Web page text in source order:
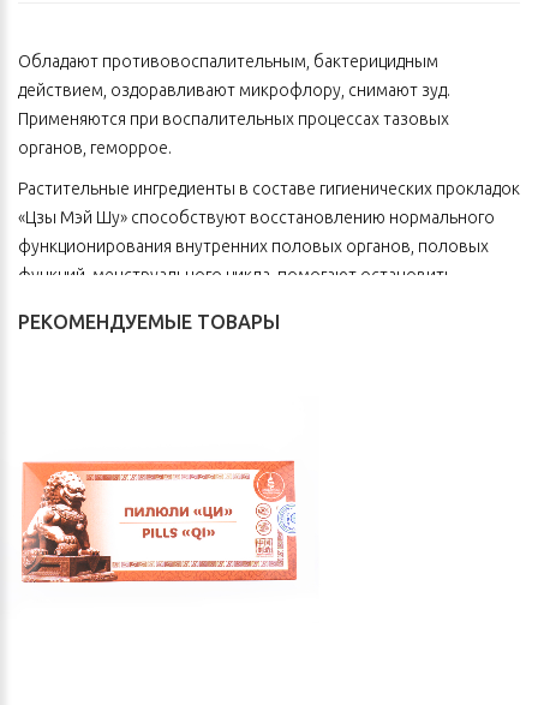
Обладают противовоспалительным, бактерицидным
действием, оздоравливают микрофлору, снимают зуд.
Применяются при воспалительных процессах тазовых
органов, геморрое.
Растительные ингредиенты в составе гигиенических прокладок
«Цзы Мэй Шу» способствуют восстановлению нормального
функционирования внутренних половых органов, половых
функций, менструального цикла, помогают остановить
Плоды книдиума Монье способствуют уничтожению
паразитов, устраняют зуд, прогревают почки.
Софора желтоватая обладает мочегонным эффектом,
способствует уничтожению паразитов, изгнанию трихомонад.
РЕКОМЕНДУЕМЫЕ ТОВАРЫ